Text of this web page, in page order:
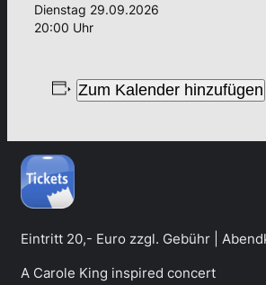
Dienstag 29.09.2026
20:00 Uhr
Zum Kalender hinzufügen
Eintritt 20,- Euro zzgl. Gebühr |
A Carole King inspired concert